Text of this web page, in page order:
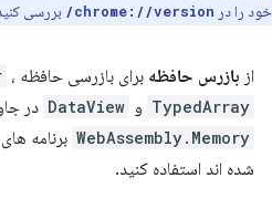
خود را در chrome://version/ بررسی
از بازرس حافظه برای بازرسی حافظه ،
TypedArray و DataView در
WebAssembly.Memory
شده اند استفاده کنید.